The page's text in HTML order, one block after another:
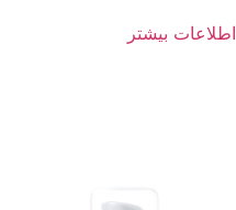
اطلاعات بیشتر